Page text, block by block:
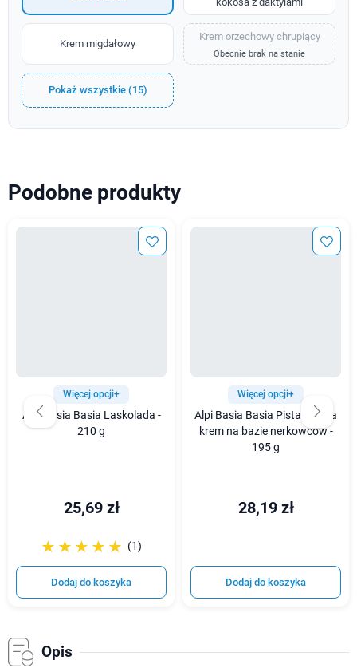
Krem migdałowy
Krem orzechowy chrupiący
Obecnie brak na stanie
Pokaż wszystkie (15)
Podobne produkty
Więcej opcji+
Alpi Basia Basia Laskolada -
210 g
25,69 zł
☆☆☆☆☆
★★★★★ (1)
Dodaj do koszyka
Więcej opcji+
Alpi Basia Basia Pistacjolada
krem na bazie nerkowców -
195 g
28,19 zł
Dodaj do koszyka
Opis